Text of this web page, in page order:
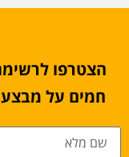
הצטרפו
חמים על